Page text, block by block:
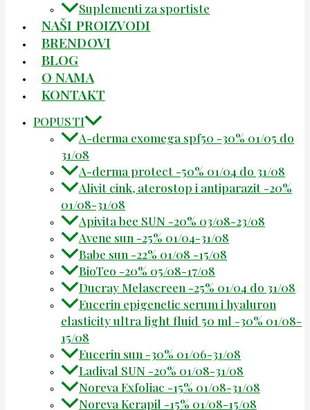
Suplementi za sportiste
NAŠI PROIZVODI
BRENDOVI
BLOG
O NAMA
KONTAKT
POPUSTI
A-derma exomega spf50 -30% 01/05 do
31/08
A-derma protect -50% 01/04 do 31/08
Alivit cink, aterostop i antiparazit -20%
01/08-31/08
Apivita bee SUN -20% 03/08-23/08
Avene sun -25% 01/04-31/08
Babe sun -22% 01/08 -15/08
BioTeo -20% 05/08-17/08
Ducray Melascreen -25% 01/04 do 31/08
Eucerin epigenetic serum i hyaluron
elasticity ultra light fluid 50 ml -30% 01/08-
15/08
Eucerin sun -30% 01/06-31/08
Ladival SUN -20% 01/08-31/08
Noreva Exfoliac -15% 01/08-31/08
Noreva Kerapil -15% 01/08-15/08